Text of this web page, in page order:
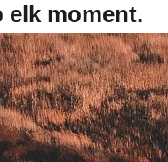
elk moment.